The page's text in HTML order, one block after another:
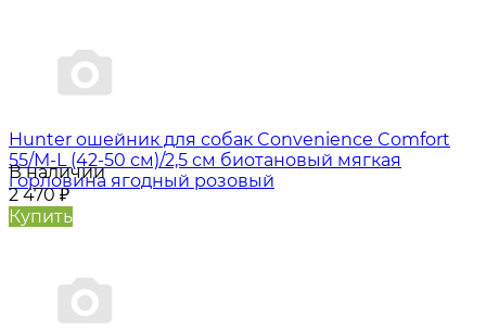
Hunter oшейник для собак Convenience Comfort
55/M-L (42-50 см)/2,5 см биотановый мягкая
горловина ягодный розовый
В наличии
2 470₽
Купить